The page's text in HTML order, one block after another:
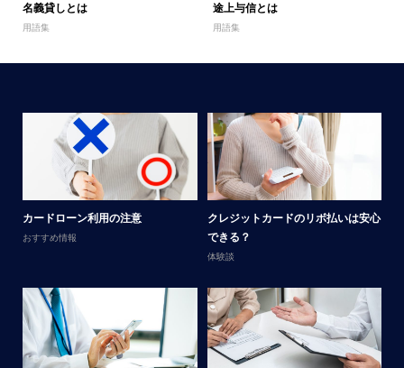
名義貸しとは
用語集
途上与信とは
用語集
カードローン利用の注意
おすすめ情報
クレジットカードのリボ払いは安心
できる？
体験談